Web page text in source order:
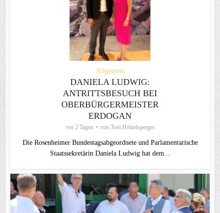
Allgemein
DANIELA LUDWIG:
ANTRITTSBESUCH BEI
OBERBÜRGERMEISTER
ERDOGAN
vor 2 Tagen von Toni Hötzelsperger
Die Rosenheimer Bundestagsabgeordnete und Parlamentarische
Staatssekretärin Daniela Ludwig hat dem...